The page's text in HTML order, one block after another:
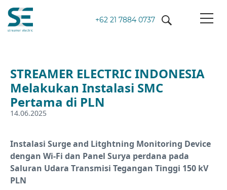
+62 21 7884 0737
STREAMER ELECTRIC INDONESIA
Melakukan Instalasi SMC
Pertama di PLN
14.06.2025
Instalasi Surge and Litghtning Monitoring Device
dengan Wi-Fi dan Panel Surya perdana pada
Saluran Udara Transmisi Tegangan Tinggi 150 kV
PLN